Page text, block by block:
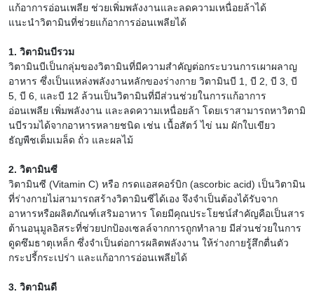
แก้อาการอ่อนเพลีย ช่วยเพิ่มพลังงานและลดความเหนื่อยล้าได้
แนะนำวิตามินที่ช่วยแก้อาการอ่อนเพลียได้
1. วิตามินบีรวม
วิตามินบีเป็นกลุ่มของวิตามินที่มีความสำคัญต่อกระบวนการเผาผลาญ
อาหาร ซึ่งเป็นแหล่งพลังงานหลักของร่างกาย วิตามินบี 1, บี 2, บี 3, บี
5, บี 6, และบี 12 ล้วนเป็นวิตามินที่มีส่วนช่วยในการแก้อาการ
อ่อนเพลีย เพิ่มพลังงาน และลดความเหนื่อยล้า โดยเราสามารถหาวิตามิ
นบีรวมได้จากอาหารหลายชนิด เช่น เนื้อสัตว์ ไข่ นม ผักใบเขียว
ธัญพืชเต็มเมล็ด ถั่ว และผลไม้
2. วิตามินซี
วิตามินซี (Vitamin C) หรือ กรดแอสคอร์บิก (ascorbic acid) เป็นวิตามิน
ที่ร่างกายไม่สามารถสร้างวิตามินซีได้เอง จึงจำเป็นต้องได้รับจาก
อาหารหรือผลิตภัณฑ์เสริมอาหาร โดยมีคุณประโยชน์สำคัญคือเป็นสาร
ต้านอนุมูลอิสระที่ช่วยปกป้องเซลล์จากการถูกทำลาย มีส่วนช่วยในการ
ดูดซึมธาตุเหล็ก ซึ่งจำเป็นต่อการผลิตพลังงาน ให้ร่างกายรู้สึกตื่นตัว
กระปรี้กระเปร่า และแก้อาการอ่อนเพลียได้
3. วิตามินดี